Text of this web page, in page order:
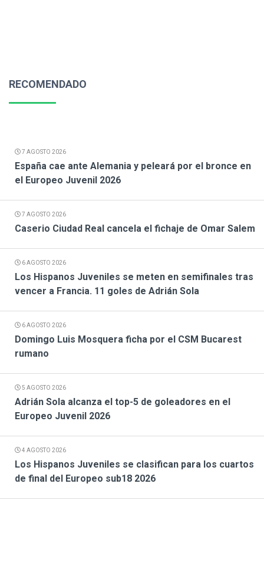
RECOMENDADO
7 AGOSTO 2026
España cae ante Alemania y peleará por el bronce en
el Europeo Juvenil 2026
7 AGOSTO 2026
Caserio Ciudad Real cancela el fichaje de Omar Salem
6 AGOSTO 2026
Los Hispanos Juveniles se meten en semifinales tras
vencer a Francia. 11 goles de Adrián Sola
6 AGOSTO 2026
Domingo Luis Mosquera ficha por el CSM Bucarest
rumano
5 AGOSTO 2026
Adrián Sola alcanza el top-5 de goleadores en el
Europeo Juvenil 2026
4 AGOSTO 2026
Los Hispanos Juveniles se clasifican para los cuartos
de final del Europeo sub18 2026